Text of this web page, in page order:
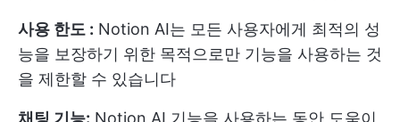
사용 한도 : Notion AI는 모든 사용자에게 최적의 성
능을 보장하기 위한 목적으로만 기능을 사용하는 것
을 제한할 수 있습니다
채팅 기능: Notion AI 기능을 사용하는 동안 도움이